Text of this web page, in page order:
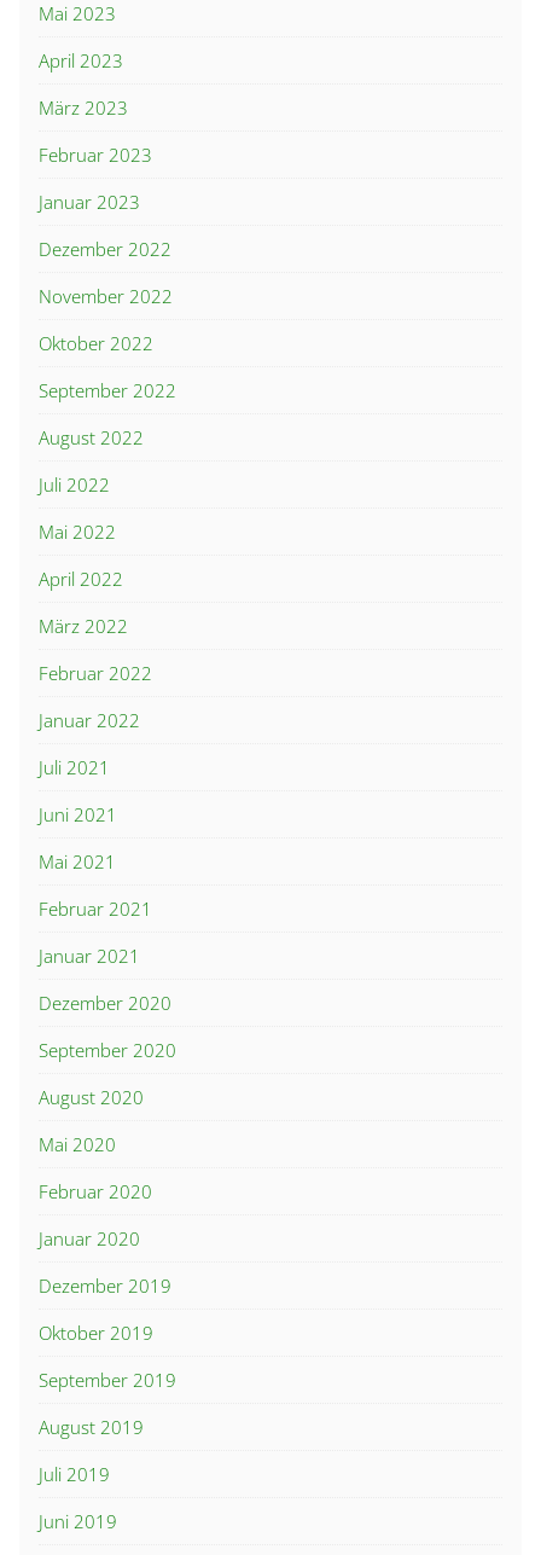
Mai 2023
April 2023
März 2023
Februar 2023
Januar 2023
Dezember 2022
November 2022
Oktober 2022
September 2022
August 2022
Juli 2022
Mai 2022
April 2022
März 2022
Februar 2022
Januar 2022
Juli 2021
Juni 2021
Mai 2021
Februar 2021
Januar 2021
Dezember 2020
September 2020
August 2020
Mai 2020
Februar 2020
Januar 2020
Dezember 2019
Oktober 2019
September 2019
August 2019
Juli 2019
Juni 2019